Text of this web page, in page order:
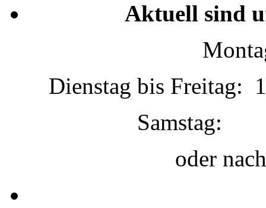
Aktuell sind
Dienstag bis Freitag:
oder